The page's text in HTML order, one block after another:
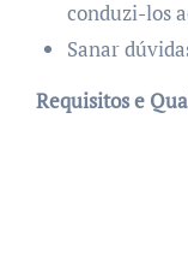
conduzi-los
Sanar
Requisitos e